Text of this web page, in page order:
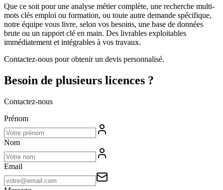
Que ce soit pour une analyse métier complète, une recherche multi-
mots clés emploi ou formation, ou toute autre demande spécifique,
notre équipe vous livre, selon vos besoins, une base de données
brute ou un rapport clé en main. Des livrables exploitables
immédiatement et intégrables à vos travaux.
Contactez-nous pour obtenir un devis personnalisé.
Besoin de plusieurs licences ?
Contactez-nous
Prénom
Nom
Email